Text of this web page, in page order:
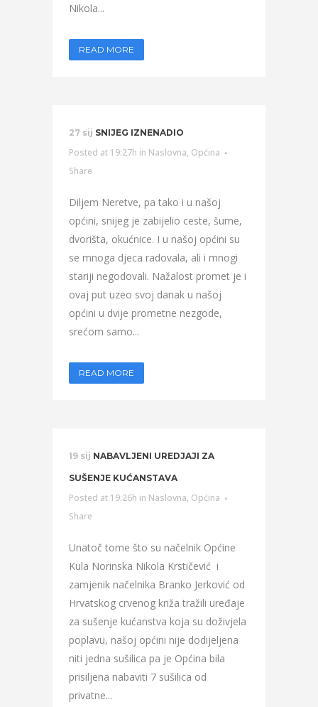
Nikola...
READ MORE
27 sij SNIJEG IZNENADIO
Posted at 19:27h in Naslovna, Općina
Share
Diljem Neretve, pa tako i u našoj
općini, snijeg je zabijelio ceste, šume,
dvorišta, okućnice. I u našoj općini su
se mnoga djeca radovala, ali i mnogi
stariji negodovali. Nažalost promet je i
ovaj put uzeo svoj danak u našoj
općini u dvije prometne nezgode,
srećom samo...
READ MORE
19 sij NABAVLJENI UREDJAJI ZA
SUŠENJE KUĆANSTAVA
Posted at 19:26h in Naslovna, Općina
Share
Unatoč tome što su načelnik Općine
Kula Norinska Nikola Krstičević i
zamjenik načelnika Branko Jerković od
Hrvatskog crvenog križa tražili uređaje
za sušenje kućanstva koja su doživjela
poplavu, našoj općini nije dodijeljena
niti jedna sušilica pa je Općina bila
prisiljena nabaviti 7 sušilica od
privatne...